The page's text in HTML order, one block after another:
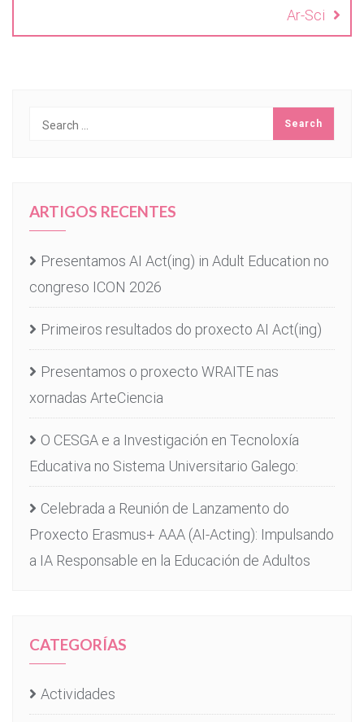
Ar-Sci
ARTIGOS RECENTES
Presentamos AI Act(ing) in Adult Education no
congreso ICON 2026
Primeiros resultados do proxecto AI Act(ing)
Presentamos o proxecto WRAITE nas
xornadas ArteCiencia
O CESGA e a Investigación en Tecnoloxía
Educativa no Sistema Universitario Galego:
Celebrada a Reunión de Lanzamento do
Proxecto Erasmus+ AAA (AI-Acting): Impulsando
a IA Responsable en la Educación de Adultos
CATEGORÍAS
Actividades